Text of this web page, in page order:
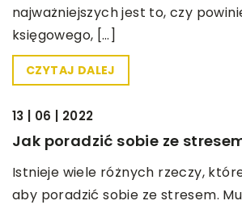
najważniejszych jest to, czy
księgowego, […]
CZYTAJ DALEJ
13 | 06 | 2022
Jak poradzić sobie ze
Istnieje wiele różnych rzeczy,
aby poradzić sobie ze stresem.